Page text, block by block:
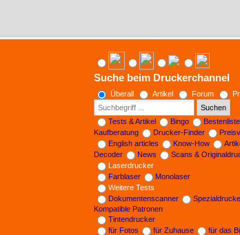
Suche beim Druckerchannel
Überall Artikel Forum
Suchen
Tests & Artikel
Bingo Bestenliste
Kaufberatung
Drucker-Finder
English articles
Know-How
Decoder
News Scans &
Laserdrucker
Farblaser
Monolaser
Weitere Tests
Dokumentenscanner
Kompatible Patronen
Tintendrucker
für Fotos
für Zuhause
für das